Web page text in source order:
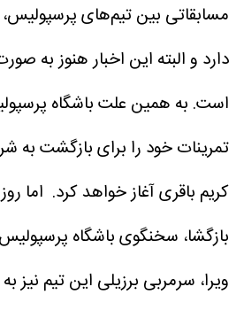
مسابقاتی بین تیم‌های
دارد و البته این اخبار هنوز به
است. به همین علت باشگاه
تمرینات خود را برای بازگشت به
کریم باقری آغاز خواهد کرد. اما
بازگشا، سخنگوی باشگاه
ویرا، سرمربی برزیلی این تیم نیز